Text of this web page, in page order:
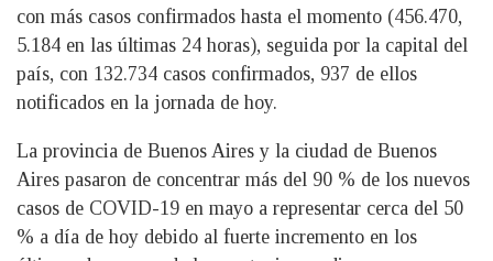
con más casos confirmados hasta el momento (456.470,
5.184 en las últimas 24 horas), seguida por la capital del
país, con 132.734 casos confirmados, 937 de ellos
notificados en la jornada de hoy.
La provincia de Buenos Aires y la ciudad de Buenos
Aires pasaron de concentrar más del 90 % de los nuevos
casos de COVID-19 en mayo a representar cerca del 50
% a día de hoy debido al fuerte incremento en los